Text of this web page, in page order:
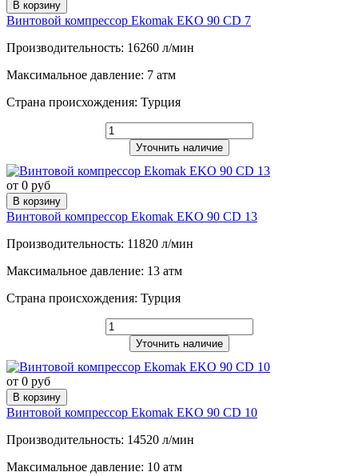
В корзину
Винтовой компрессор Ekomak EKO 90 CD 7
Производительность: 16260 л/мин
Максимальное давление: 7 атм
Страна происхождения: Турция
Уточнить наличие
от 0 руб
В корзину
Винтовой компрессор Ekomak EKO 90 CD 13
Производительность: 11820 л/мин
Максимальное давление: 13 атм
Страна происхождения: Турция
Уточнить наличие
от 0 руб
В корзину
Винтовой компрессор Ekomak EKO 90 CD 10
Производительность: 14520 л/мин
Максимальное давление: 10 атм